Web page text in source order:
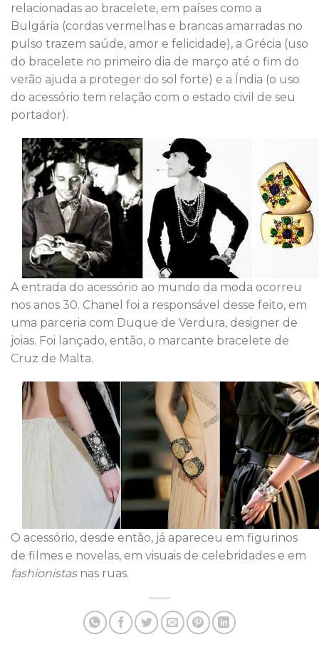
relacionadas ao bracelete, em países como a
Bulgária (cordas vermelhas e brancas amarradas no
pulso trazem saúde, amor e felicidade), a Grécia (uso
do bracelete no primeiro dia de março até o fim do
verão ajuda a proteger do sol forte) e a Índia (o uso
do acessório tem relação com o estado civil de seu
portador).
A entrada do acessório ao mundo da moda ocorreu
nos anos 30. Chanel foi a responsável desse feito, em
uma parceria com Duque de Verdura, designer de
joias. Foi lançado, então, o marcante bracelete de
Cruz de Malta.
O acessório, desde então, já apareceu em figurinos
de filmes e novelas, em visuais de celebridades e em
fashionistasnas ruas.